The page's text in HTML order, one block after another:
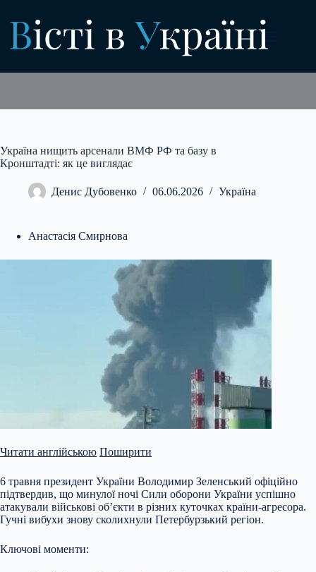
вмісту
Україна нищить арсенали ВМФ РФ та базу в
Кронштадті: як це виглядає
Денис Дубовенко 06.06.2026 Україна
Анастасія Смирнова
Читати англійською Поширити
6 травня президент України Володимир Зеленський офіційно
підтвердив, що минулої ночі Сили оборони України успішно
атакували військові об’єкти в різних куточках країни-агресора.
Гучні вибухи знову сколихнули Петербурзький регіон.
Ключові моменти: